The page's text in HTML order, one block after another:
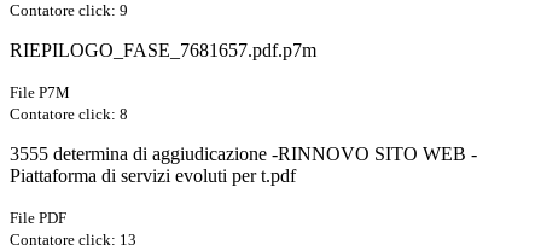
Contatore click: 9
RIEPILOGO_FASE_7681657.pdf.p7m
File P7M
Contatore click: 8
3555 determina di aggiudicazione -RINNOVO SITO WEB -
Piattaforma di servizi evoluti per t.pdf
File PDF
Contatore click: 13